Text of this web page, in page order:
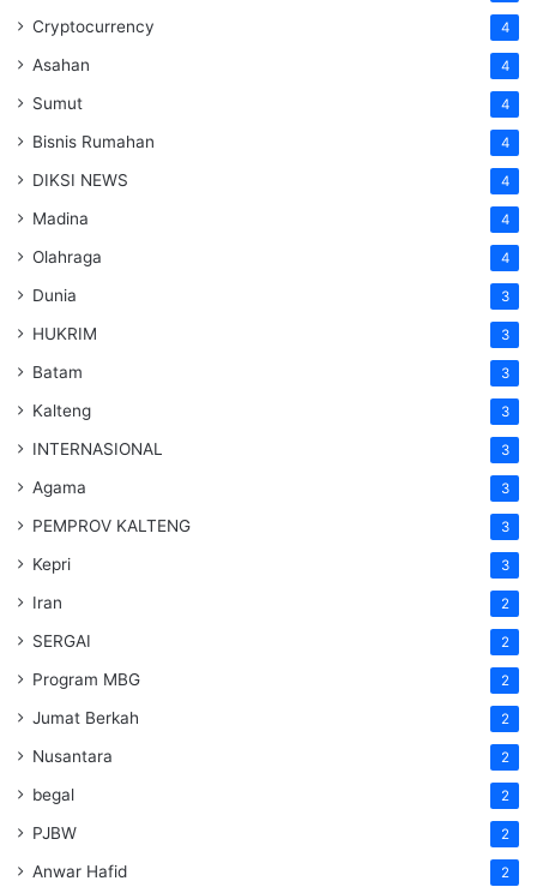
Cryptocurrency 4
Asahan 4
Sumut 4
Bisnis Rumahan 4
DIKSI NEWS 4
Madina 4
Olahraga 4
Dunia 3
HUKRIM 3
Batam 3
Kalteng 3
INTERNASIONAL 3
Agama 3
PEMPROV KALTENG 3
Kepri 3
Iran 2
SERGAI 2
Program MBG 2
Jumat Berkah 2
Nusantara 2
begal 2
PJBW 2
Anwar Hafid 2